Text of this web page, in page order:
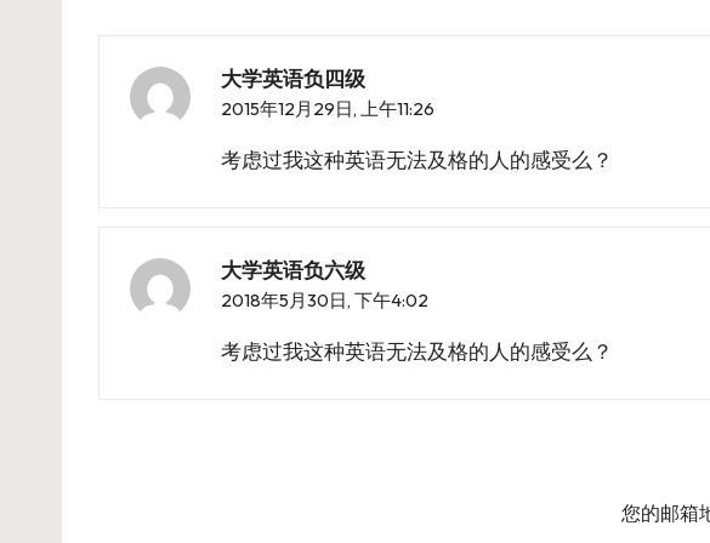
大学英语负四级
2015年12月29日, 上午11:26
考虑过我这种英语无法及格的人的感受么？
大学英语负六级
2018年5月30日, 下午4:02
考虑过我这种英语无法及格的人的感受么？
您的邮箱